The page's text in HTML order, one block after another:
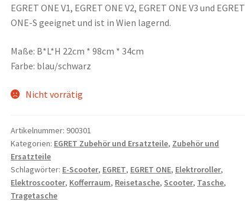
EGRET ONE V1, EGRET ONE V2, EGRET ONE V3 und EGRET
ONE-S geeignet und ist in Wien lagernd.
Maße: B*L*H 22cm * 98cm * 34cm
Farbe: blau/schwarz
Nicht vorrätig
Artikelnummer: 900301
Kategorien: EGRET Zubehör und Ersatzteile, Zubehör und
Ersatzteile
Schlagwörter: E-Scooter, EGRET, EGRET ONE, Elektroroller,
Elektroscooter, Kofferraum, Reisetasche, Scooter, Tasche,
Tragetasche